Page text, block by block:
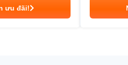
ưu đãi!